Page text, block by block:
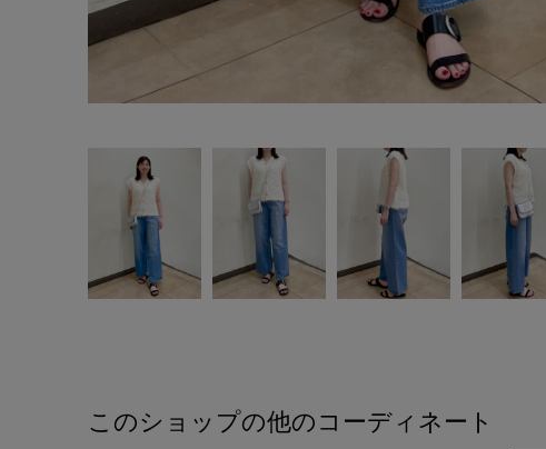
このショップの他のコーディネート